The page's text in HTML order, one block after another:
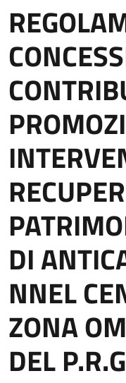
DI
NNEL
ZONA
DEL